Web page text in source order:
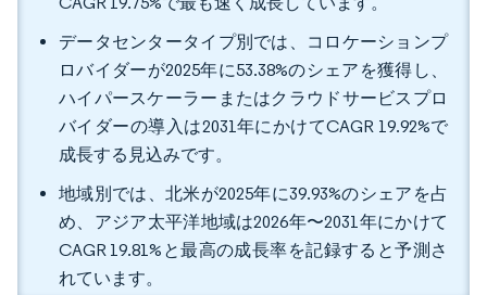
データセンタータイプ別では、コロケーションプ
ロバイダーが2025年に53.38%のシェアを獲得し、
ハイパースケーラーまたはクラウドサービスプロ
バイダーの導入は2031年にかけてCAGR 19.92%で
成長する見込みです。
地域別では、北米が2025年に39.93%のシェアを占
め、アジア太平洋地域は2026年〜2031年にかけて
CAGR 19.81%と最高の成長率を記録すると予測さ
れています。